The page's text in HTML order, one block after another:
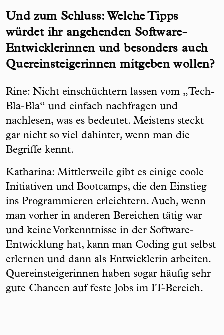
Und zum Schluss: Welche Tipps
würdet ihr angehenden Software-
Entwicklerinnen und besonders auch
Quereinsteigerinnen mitgeben wollen?
Rine: Nicht einschüchtern lassen vom „Tech-
Bla-Bla“ und einfach nachfragen und
nachlesen, was es bedeutet. Meistens steckt
gar nicht so viel dahinter, wenn man die
Begriffe kennt.
Katharina: Mittlerweile gibt es einige coole
Initiativen und Bootcamps, die den Einstieg
ins Programmieren erleichtern. Auch, wenn
man vorher in anderen Bereichen tätig war
und keine Vorkenntnisse in der Software-
Entwicklung hat, kann man Coding gut selbst
erlernen und dann als Entwicklerin arbeiten.
Quereinsteigerinnen haben sogar häufig sehr
gute Chancen auf feste Jobs im IT-Bereich.